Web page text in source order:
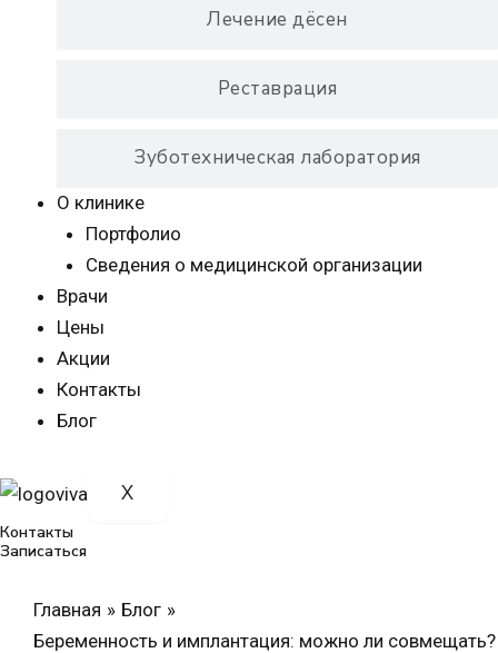
Лечение дёсен
Реставрация
Зуботехническая лаборатория
О клинике
Портфолио
Сведения о медицинской организации
Врачи
Цены
Акции
Контакты
Блог
X
Контакты
Записаться
Главная
Блог
Беременность и имплантация: можно ли совмещать?